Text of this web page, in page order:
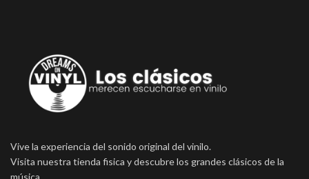
Vive la experiencia del sonido original del vinilo.
Visita nuestra tienda fisica y descubre los grandes clásicos de la